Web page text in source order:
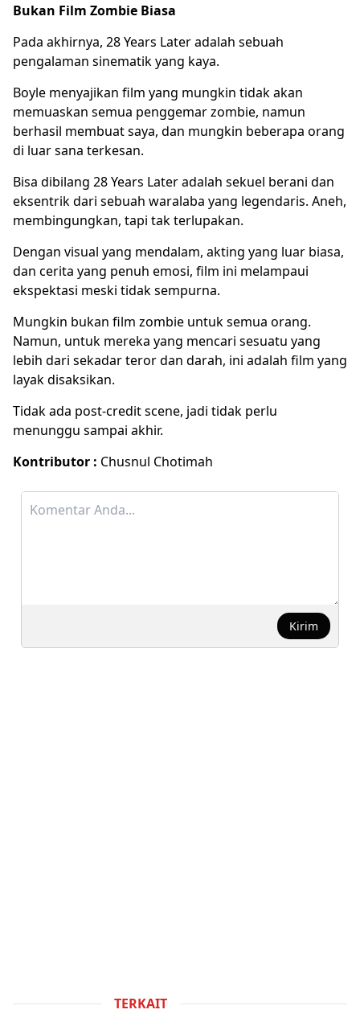
Bukan Film Zombie Biasa
Pada akhirnya, 28 Years Later adalah sebuah
pengalaman sinematik yang kaya.
Boyle menyajikan film yang mungkin tidak akan
memuaskan semua penggemar zombie, namun
berhasil membuat saya, dan mungkin beberapa orang
di luar sana terkesan.
Bisa dibilang 28 Years Later adalah sekuel berani dan
eksentrik dari sebuah waralaba yang legendaris. Aneh,
membingungkan, tapi tak terlupakan.
Dengan visual yang mendalam, akting yang luar biasa,
dan cerita yang penuh emosi, film ini melampaui
ekspektasi meski tidak sempurna.
Mungkin bukan film zombie untuk semua orang.
Namun, untuk mereka yang mencari sesuatu yang
lebih dari sekadar teror dan darah, ini adalah film yang
layak disaksikan.
Tidak ada post-credit scene, jadi tidak perlu
menunggu sampai akhir.
Kontributor : Chusnul Chotimah
Kirim
TERKAIT